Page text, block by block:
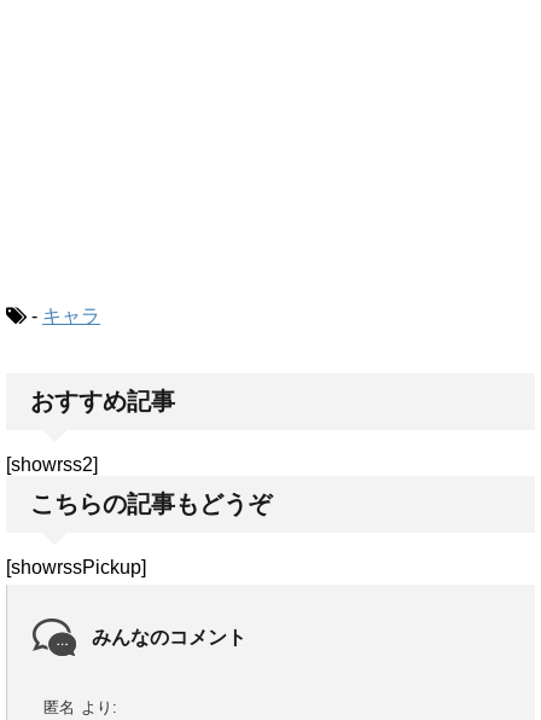
- キャラ
おすすめ記事
[showrss2]
こちらの記事もどうぞ
[showrssPickup]
みんなのコメント
匿名 より: